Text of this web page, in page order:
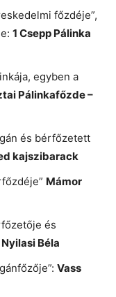
főzdéje”,
1 Csepp Pálinka
egyben a
Pálinkafőzde –
és bérfőzetett
kajszibarack
Mámor
és
Béla
Vass